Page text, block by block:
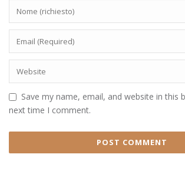
Save my name, email, and website in this
next time I comment.